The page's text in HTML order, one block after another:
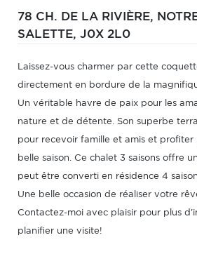
78 CH. DE LA RIVIÈRE,
SALETTE, J0X 2L0
Laissez-vous charmer par cette
directement en bordure de la
Un véritable havre de paix pour les
nature et de détente. Son superbe
pour recevoir famille et amis et profiter
belle saison. Ce chalet 3 saisons offre
peut être converti en résidence 4
Une belle occasion de réaliser votre
Contactez-moi avec plaisir pour plus
planifier une visite!